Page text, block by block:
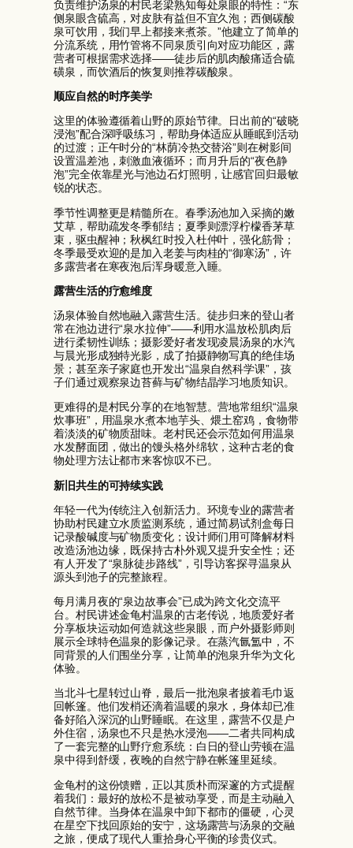
负责维护汤泉的村民老梁熟知每处泉眼的特性：“东
侧泉眼含硫高，对皮肤有益但不宜久泡；西侧碳酸
泉可饮用，我们早上都接来煮茶。”他建立了简单的
分流系统，用竹管将不同泉质引向对应功能区，露
营者可根据需求选择——徒步后的肌肉酸痛适合硫
磺泉，而饮酒后的恢复则推荐碳酸泉。
顺应自然的时序美学
这里的体验遵循着山野的原始节律。日出前的“破晓
浸泡”配合深呼吸练习，帮助身体适应从睡眠到活动
的过渡；正午时分的“林荫冷热交替浴”则在树影间
设置温差池，刺激血液循环；而月升后的“夜色静
泡”完全依靠星光与池边石灯照明，让感官回归最敏
锐的状态。
季节性调整更是精髓所在。春季汤池加入采摘的嫩
艾草，帮助疏发冬季郁结；夏季则漂浮柠檬香茅草
束，驱虫醒神；秋枫红时投入杜仲叶，强化筋骨；
冬季最受欢迎的是加入老姜与肉桂的“御寒汤”，许
多露营者在寒夜泡后浑身暖意入睡。
露营生活的疗愈维度
汤泉体验自然地融入露营生活。徒步归来的登山者
常在池边进行“泉水拉伸”——利用水温放松肌肉后
进行柔韧性训练；摄影爱好者发现凌晨汤泉的水汽
与晨光形成独特光影，成了拍摄静物写真的绝佳场
景；甚至亲子家庭也开发出“温泉自然科学课”，孩
子们通过观察泉边苔藓与矿物结晶学习地质知识。
更难得的是村民分享的在地智慧。营地常组织“温泉
炊事班”，用温泉水煮本地芋头、煨土窑鸡，食物带
着淡淡的矿物质甜味。老村民还会示范如何用温泉
水发酵面团，做出的馒头格外绵软，这种古老的食
物处理方法让都市来客惊叹不已。
新旧共生的可持续实践
年轻一代为传统注入创新活力。环境专业的露营者
协助村民建立水质监测系统，通过简易试剂盒每日
记录酸碱度与矿物质变化；设计师们用可降解材料
改造汤池边缘，既保持古朴外观又提升安全性；还
有人开发了“泉脉徒步路线”，引导访客探寻温泉从
源头到池子的完整旅程。
每月满月夜的“泉边故事会”已成为跨文化交流平
台。村民讲述金龟村温泉的古老传说，地质爱好者
分享板块运动如何造就这些泉眼，而户外摄影师则
展示全球特色温泉的影像记录。在蒸汽氤氲中，不
同背景的人们围坐分享，让简单的泡泉升华为文化
体验。
当北斗七星转过山脊，最后一批泡泉者披着毛巾返
回帐篷。他们发梢还滴着温暖的泉水，身体却已准
备好陷入深沉的山野睡眠。在这里，露营不仅是户
外住宿，汤泉也不只是热水浸泡——二者共同构成
了一套完整的山野疗愈系统：白日的登山劳顿在温
泉中得到舒缓，夜晚的自然宁静在帐篷里延续。
金龟村的这份馈赠，正以其质朴而深邃的方式提醒
着我们：最好的放松不是被动享受，而是主动融入
自然节律。当身体在温泉中卸下都市的僵硬，心灵
在星空下找回原始的安宁，这场露营与汤泉的交融
之旅，便成了现代人重拾身心平衡的珍贵仪式。